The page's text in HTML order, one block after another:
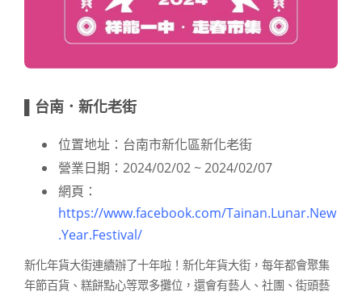
▌台南．新化老街
位置地址：台南市新化區新化老街
營業日期：2024/02/02 ~ 2024/02/07
網頁：
https://www.facebook.com/Tainan.Lunar.New
.Year.Festival/
新化年貨大街連續辦了十年啦！新化年貨大街，每年都會聚集
年節百貨、糕餅點心等眾多攤位，還會有藝人、社團、街頭藝